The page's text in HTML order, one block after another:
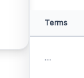
Terms
....